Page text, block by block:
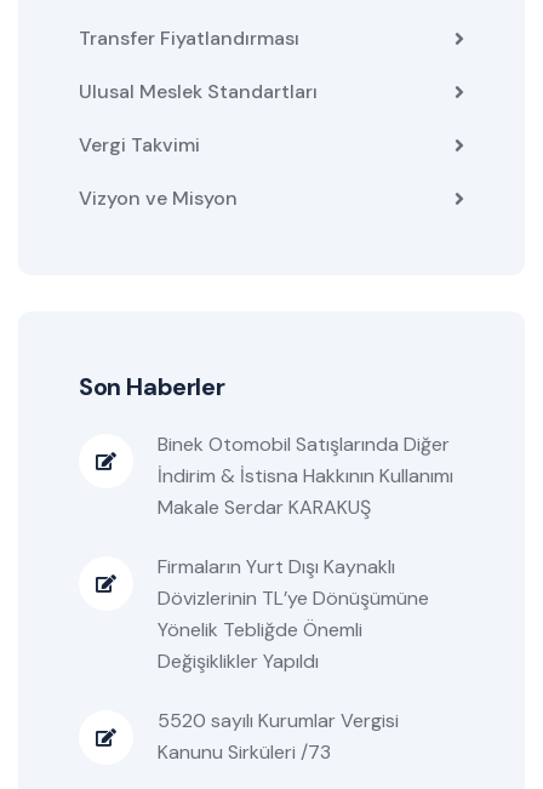
Transfer Fiyatlandırması
Ulusal Meslek Standartları
Vergi Takvimi
Vizyon ve Misyon
Son Haberler
Binek Otomobil Satışlarında Diğer
İndirim & İstisna Hakkının Kullanımı
Makale Serdar KARAKUŞ
Firmaların Yurt Dışı Kaynaklı
Dövizlerinin TL’ye Dönüşümüne
Yönelik Tebliğde Önemli
Değişiklikler Yapıldı
5520 sayılı Kurumlar Vergisi
Kanunu Sirküleri /73